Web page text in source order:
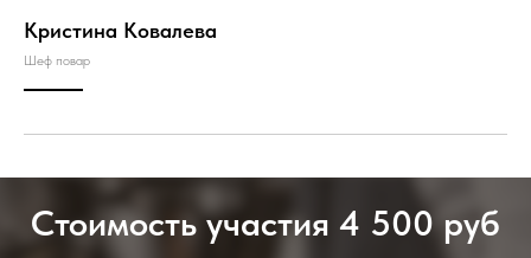
Кристина Ковалева
Шеф повар
Стоимость участия 4 500 руб